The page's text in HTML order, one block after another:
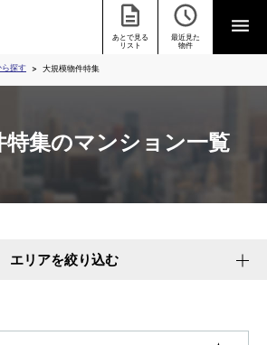
あとで見る
リスト
最近見た
物件
ら探す 大規模物件特集
特集のマンション一覧
エリアを絞り込む